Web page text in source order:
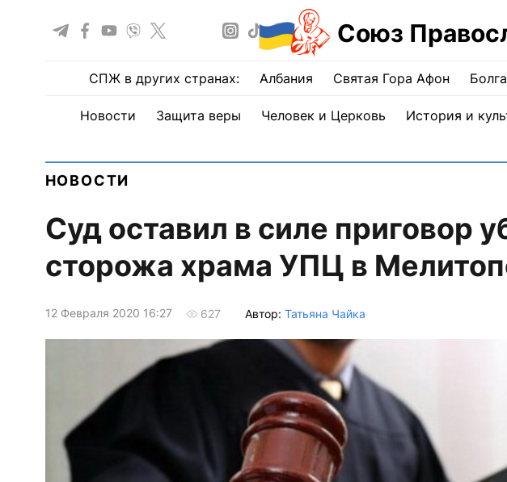
Союз
СПЖ в других странах: Албания Святая Гора Афон
Новости Защита веры Человек и Церковь История и
НОВОСТИ
Суд оставил в силе приговор
сторожа храма УПЦ в
12 Февраля 2020 16:27 627 Автор: Татьяна Чайка